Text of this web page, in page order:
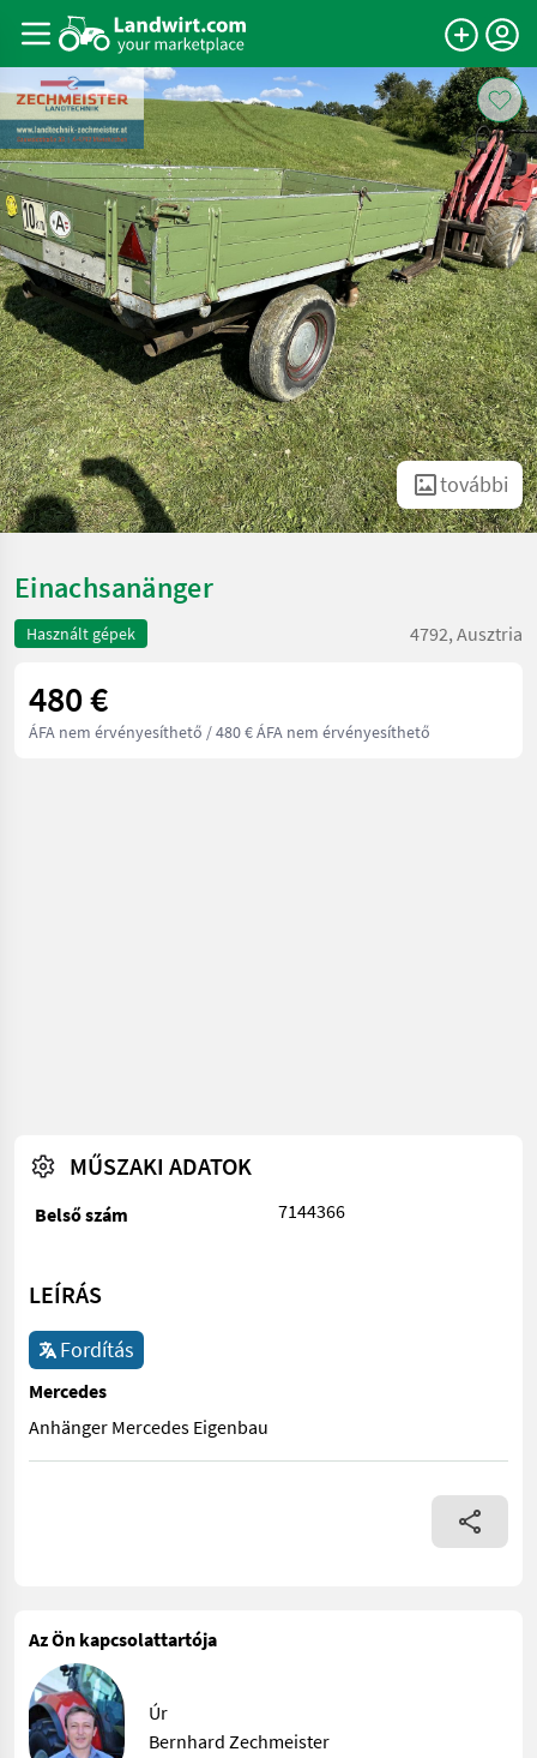
további
Einachsanänger
Használt gépek 4792, Ausztria
480 €
ÁFA nem érvényesíthető / 480 € ÁFA nem érvényesíthető
MŰSZAKI ADATOK
Belső szám 7144366
LEÍRÁS
Fordítás
Mercedes
Anhänger Mercedes Eigenbau
Anhänger Mercedes Eigenbau
Az Ön kapcsolattartója
Úr
Bernhard Zechmeister